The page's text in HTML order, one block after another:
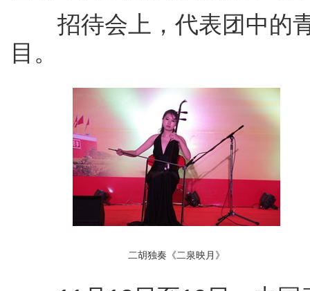
招待会上，代表团中的青
目。
二胡独奏《二泉映月》